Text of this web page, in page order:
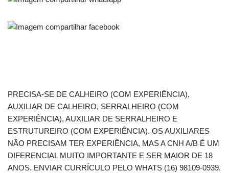
PRECISA-SE DE CALHEIRO (COM EXPERIÊNCIA),
AUXILIAR DE CALHEIRO, SERRALHEIRO (COM
EXPERIÊNCIA), AUXILIAR DE SERRALHEIRO E
ESTRUTUREIRO (COM EXPERIÊNCIA). OS AUXILIARES
NÃO PRECISAM TER EXPERIÊNCIA, MAS A CNH A/B É UM
DIFERENCIAL MUITO IMPORTANTE E SER MAIOR DE 18
ANOS. ENVIAR CURRÍCULO PELO WHATS (16) 98109-0939.